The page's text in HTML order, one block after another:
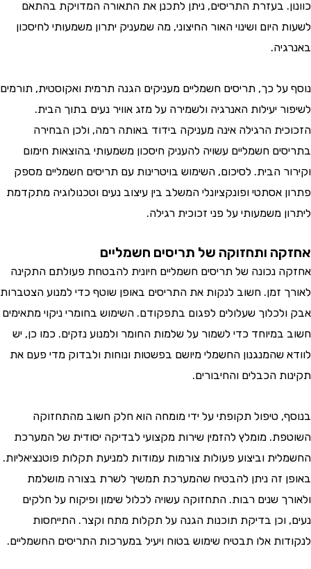
כוונון. בעזרת התריסים, ניתן לתכנן את התאורה המדויקת בהתאם
לשעות היום ושינוי האור החיצוני, מה שמעניק יתרון משמעותי לחיסכון
באנרגיה.
נוסף על כך, תריסים חשמליים מעניקים הגנה תרמית ואקוסטית, תורמים
לשיפור יעילות האנרגיה ולשמירה על מזג אוויר נעים בתוך הבית.
הזכוכית הרגילה אינה מעניקה בידוד באותה רמה, ולכן הבחירה
בתריסים חשמליים עשויה להעניק חיסכון משמעותי בהוצאות חימום
וקירור הבית. לסיכום, השימוש בויטרינות עם תריסים חשמליים מספק
פתרון אסתטי ופונקציונלי המשלב בין עיצוב נעים וטכנולוגיה מתקדמת
ליתרון משמעותי על פני זכוכית רגילה.
אחזקה ותחזוקה של תריסים חשמליים
אחזקה נכונה של תריסים חשמליים חיונית להבטחת פעולתם התקינה
לאורך זמן. חשוב לנקות את התריסים באופן שוטף כדי למנוע הצטברות
אבק ולכלוך שעלולים לפגום בתפקודם. השימוש בחומרי ניקוי מתאימים
חשוב במיוחד כדי לשמור על שלמות החומר ולמנוע נזקים. כמו כן, יש
לוודא שהמנגנון החשמלי מיושם בפשטות ונוחות ולבדוק מדי פעם את
תקינות הכבלים והחיבורים.
בנוסף, טיפול תקופתי על ידי מומחה הוא חלק חשוב מהתחזוקה
השוטפת. מומלץ להזמין שירות מקצועי לבדיקה יסודית של המערכת
החשמלית וביצוע פעולות צורמות עמודות למניעת תקלות פוטנציאליות.
באופן זה ניתן להבטיח שהמערכת תמשיך לשרת בצורה מושלמת
ולאורך שנים רבות. התחזוקה עשויה לכלול שימון ופיקוח על חלקים
נעים, וכן בדיקת תוכנות הגנה על תקלות מתח וקצר. התייחסות
לנקודות אלו תבטיח שימוש בטוח ויעיל במערכות התריסים החשמליים.